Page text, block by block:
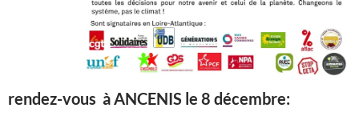
rendez-vous à ANCENIS le 8 décembre: